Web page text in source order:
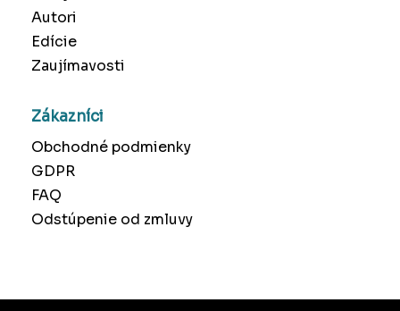
Autori
Edície
Zaujímavosti
Zákazníci
Obchodné podmienky
GDPR
FAQ
Odstúpenie od zmluvy